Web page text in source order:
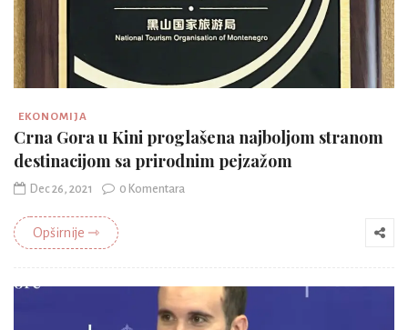
EKONOMIJA
Crna Gora u Kini proglašena najboljom stranom
destinacijom sa prirodnim pejzažom
Dec 26, 2021 0 Komentara
Opširnije ⇾